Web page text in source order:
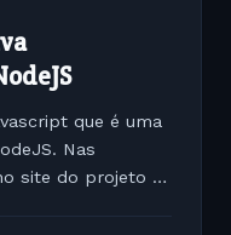
que é uma
Nas
site do projeto é